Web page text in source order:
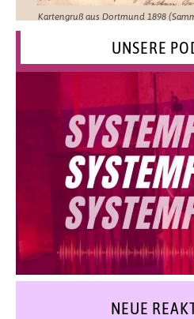
Kartengruß aus Dortmund 1898
UNSERE
NEUE